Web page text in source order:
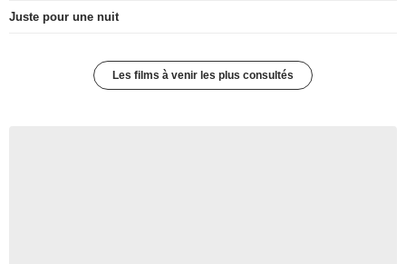
Juste pour une nuit
Les films à venir les plus consultés